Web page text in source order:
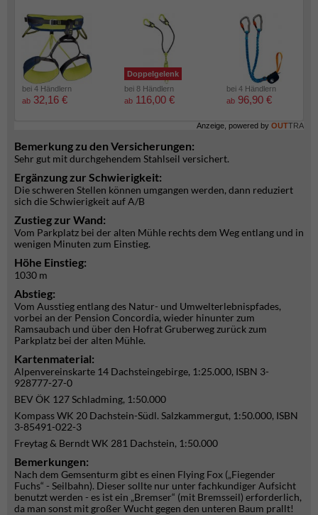
bei 4 Händlern
ab 32,16 €
Doppelgelenk
bei 8 Händlern
ab 116,00 €
bei 4 Händlern
ab 96,90 €
Anzeige, powered by OUTTRA
Bemerkung zu den Versicherungen:
Sehr gut mit durchgehendem Stahlseil versichert.
Ergänzung zur Schwierigkeit:
Die schweren Stellen können umgangen werden, dann reduziert
sich die Schwierigkeit auf A/B
Zustieg zur Wand:
Vom Parkplatz bei der alten Mühle rechts dem Weg entlang und in
wenigen Minuten zum Einstieg.
Höhe Einstieg:
1030 m
Abstieg:
Vom Ausstieg entlang des Natur- und Umwelterlebnispfades,
vorbei an der Pension Concordia, wieder hinunter zum
Ramsaubach und über den Hofrat Gruberweg zurück zum
Parkplatz bei der alten Mühle.
Kartenmaterial:
Alpenvereinskarte 14 Dachsteingebirge, 1:25.000, ISBN 3-
928777-27-0
BEV ÖK 127 Schladming, 1:50.000
Kompass WK 20 Dachstein-Südl. Salzkammergut, 1:50.000, ISBN
3-85491-022-3
Freytag & Berndt WK 281 Dachstein, 1:50.000
Bemerkungen:
Nach dem Gemsenturm gibt es einen Flying Fox („Fiegender
Fuchs“ - Seilbahn). Dieser sollte nur unter fachkundiger Aufsicht
benutzt werden - es ist ein „Bremser“ (mit Bremsseil) erforderlich,
da man sonst mit großer Wucht gegen den unteren Baum prallt!